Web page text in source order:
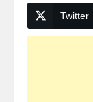
Twitter